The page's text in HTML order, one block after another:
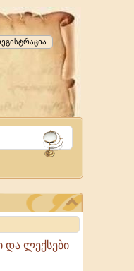
და ლექსები